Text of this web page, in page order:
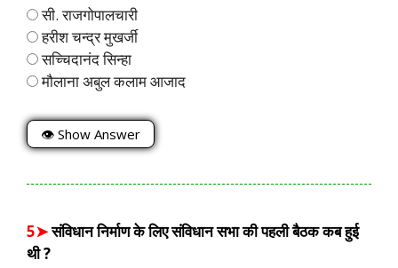
सी. राजगोपालचारी
हरीश चन्द्र मुखर्जी
सच्चिदानंद सिन्हा
मौलाना अबुल कलाम आजाद
👁 Show Answer
5➤संविधान निर्माण के लिए संविधान सभा की पहली बैठक कब हुई
थी ?